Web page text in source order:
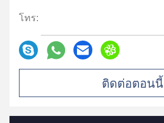
โทร:
ติดต่อตอนนี้